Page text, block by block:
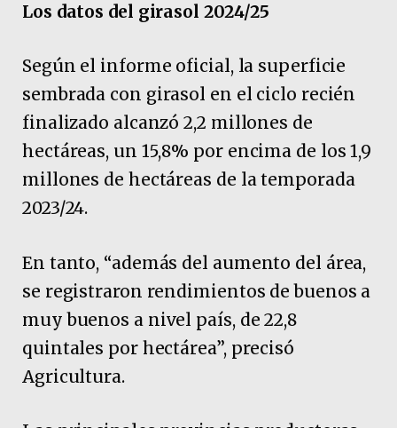
Los datos del girasol 2024/25
Según el informe oficial, la superficie
sembrada con girasol en el ciclo recién
finalizado alcanzó 2,2 millones de
hectáreas, un 15,8% por encima de los 1,9
millones de hectáreas de la temporada
2023/24.
En tanto, “además del aumento del área,
se registraron rendimientos de buenos a
muy buenos a nivel país, de 22,8
quintales por hectárea”, precisó
Agricultura.